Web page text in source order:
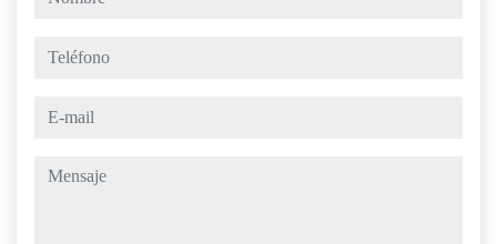
teléfono
e-mail
mensaje